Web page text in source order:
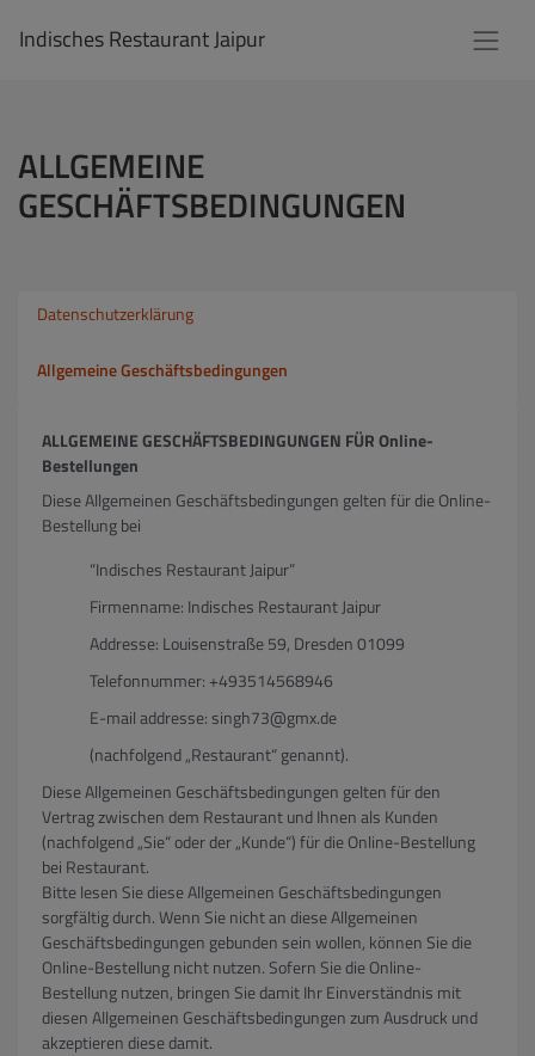
Indisches Restaurant Jaipur
ALLGEMEINE
GESCHÄFTSBEDINGUNGEN
Datenschutzerklärung
Allgemeine Geschäftsbedingungen
ALLGEMEINE GESCHÄFTSBEDINGUNGEN FÜR Online-
Bestellungen
Diese Allgemeinen Geschäftsbedingungen gelten für die Online-
Bestellung bei
“Indisches Restaurant Jaipur”
Firmenname: Indisches Restaurant Jaipur
Addresse: Louisenstraße 59, Dresden 01099
Telefonnummer: +493514568946
E-mail addresse: singh73@gmx.de
(nachfolgend „Restaurant“ genannt).
Diese Allgemeinen Geschäftsbedingungen gelten für den
Vertrag zwischen dem Restaurant und Ihnen als Kunden
(nachfolgend „Sie“ oder der „Kunde“) für die Online-Bestellung
bei Restaurant.
Bitte lesen Sie diese Allgemeinen Geschäftsbedingungen
sorgfältig durch. Wenn Sie nicht an diese Allgemeinen
Geschäftsbedingungen gebunden sein wollen, können Sie die
Online-Bestellung nicht nutzen. Sofern Sie die Online-
Bestellung nutzen, bringen Sie damit Ihr Einverständnis mit
diesen Allgemeinen Geschäftsbedingungen zum Ausdruck und
akzeptieren diese damit.